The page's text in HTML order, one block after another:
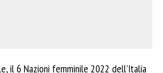
il 6 Nazioni femminile 2022 dell’Italia